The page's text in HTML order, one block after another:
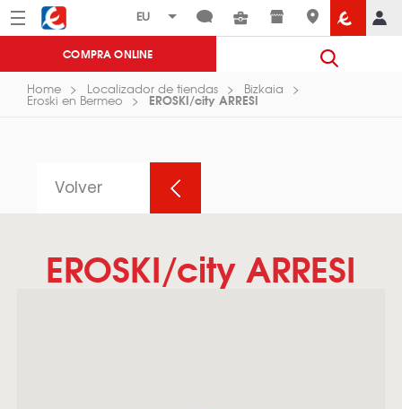
Menú Eroski
COMPRA ONLINE
Home Localizador de tiendas Bizkaia
Eroski en Bermeo EROSKI/city ARRESI
Volver
EROSKI/city ARRESI